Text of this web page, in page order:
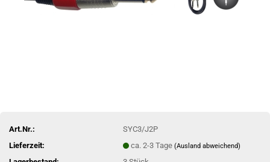
Art.Nr.:
SYC3/J2P
Lieferzeit:
ca. 2-3 Tage(Ausland abweichend)